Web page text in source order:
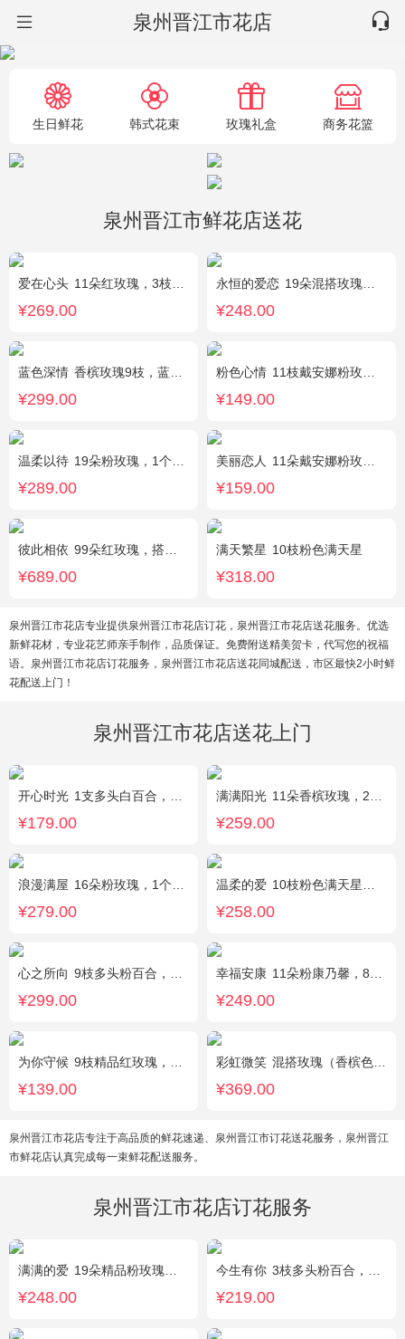
泉州晋江市花店
生日鲜花 韩式花束 玫瑰礼盒 商务花篮
泉州晋江市鲜花店送花
爱在心头 11朵红玫瑰，3枝多头白香水百合，黄莺、绿叶搭配
¥269.00
永恒的爱恋 19朵混搭玫瑰（粉色、香槟色、白色），2个小熊，黄莺、满天星点缀
¥248.00
蓝色深情 香槟玫瑰9枝，蓝绣球1枝，向日葵3枝，白色洋桔梗、大叶尤加利搭配
¥299.00
粉色心情 11枝戴安娜粉玫瑰，满天星，绿叶搭配
¥149.00
温柔以待 19朵粉玫瑰，1个粉色绣球，1枝多头白百合，桔梗、满天星、绿叶搭配
¥289.00
美丽恋人 11朵戴安娜粉玫瑰，粉色满天星、尤加利绿叶搭配
¥159.00
彼此相依 99朵红玫瑰，搭配适量石竹梅。
¥689.00
满天繁星 10枝粉色满天星
¥318.00
泉州晋江市花店专业提供泉州晋江市花店订花，泉州晋江市花店送花服务。优选
新鲜花材，专业花艺师亲手制作，品质保证。免费附送精美贺卡，代写您的祝福
语。泉州晋江市花店订花服务，泉州晋江市花店送花同城配送，市区最快2小时鲜
花配送上门！
泉州晋江市花店送花上门
开心时光 1支多头白百合，3朵粉玫瑰，4朵康乃馨，桔梗、满天星、绿叶混搭
¥179.00
满满阳光 11朵香槟玫瑰，2朵向日葵，1个蓝色绣球，配花、桔梗、绿叶搭配
¥259.00
浪漫满屋 16朵粉玫瑰，1个粉色绣球，3个乒乓菊，桔梗、绿叶搭配
¥279.00
温柔的爱 10枝粉色满天星，1条灯带
¥258.00
心之所向 9枝多头粉百合，桔梗，尤加利搭配
¥299.00
幸福安康 11朵粉康乃馨，8朵粉玫瑰，搭配相思梅、黄莺穿插点缀。
¥249.00
为你守候 9枝精品红玫瑰，满天星、黄莺点缀，加可爱小熊1只。(小熊以实物为准)
¥139.00
彩虹微笑 混搭玫瑰（香槟色，紫色，白色，戴安娜粉色）共52朵，相思梅、桔梗配花
¥369.00
泉州晋江市花店专注于高品质的鲜花速递、泉州晋江市订花送花服务，泉州晋江
市鲜花店认真完成每一束鲜花配送服务。
泉州晋江市花店订花服务
满满的爱 19朵精品粉玫瑰，搭配适量紫色勿忘我间插。
¥248.00
今生有你 3枝多头粉百合，5枝红玫瑰，点缀情人草叶材作成精美的 花瓶花插
¥219.00